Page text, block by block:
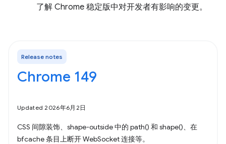
了解 Chrome 稳定版中对开发者有影响的变更。
Release notes
Chrome 149
Updated 2026年6月2日
CSS 间隙装饰、shape-outside 中的 path() 和 shape()、在
bfcache 条目上断开 WebSocket 连接等。